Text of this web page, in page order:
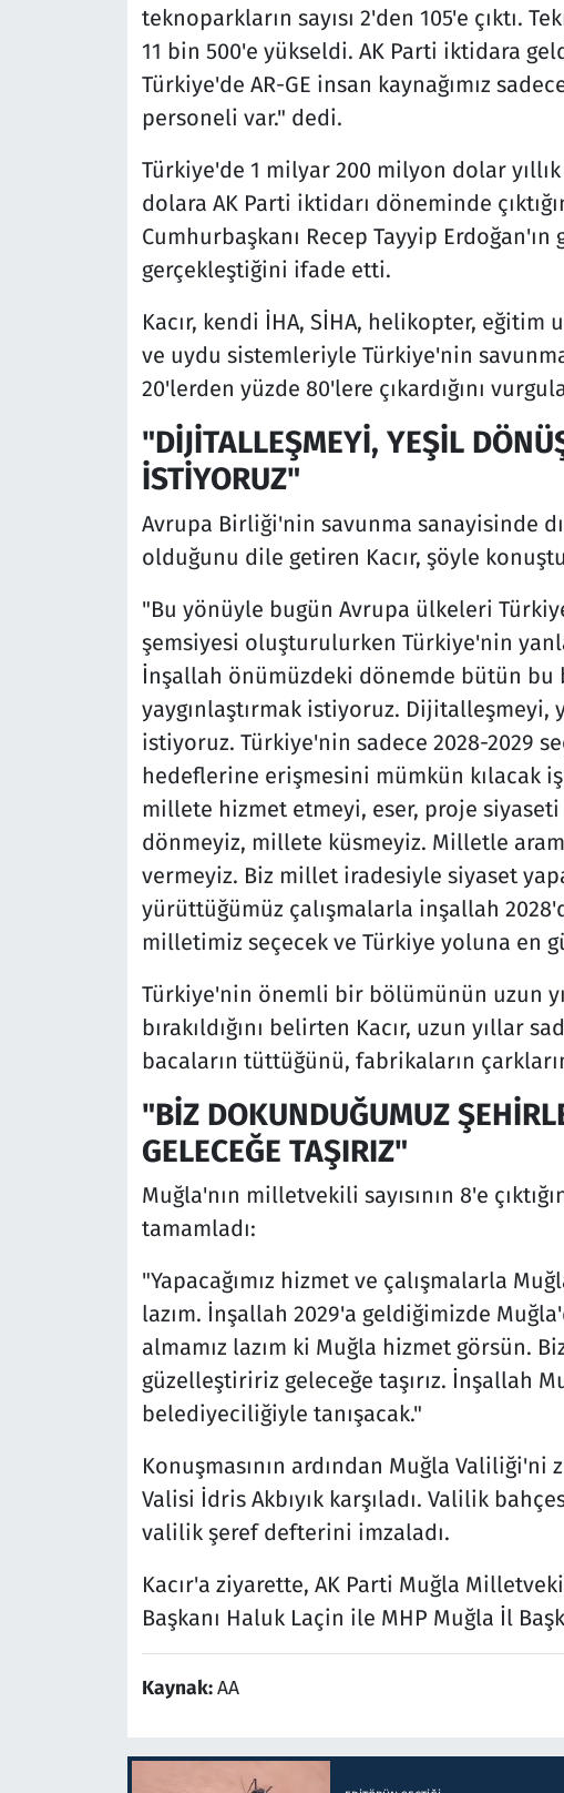
teknoparkların sayısı 2'den 105'e çıktı.
11 bin 500'e yükseldi. AK Parti iktidara
Türkiye'de AR-GE insan kaynağımız
personeli var." dedi.
Türkiye'de 1 milyar 200 milyon dolar
dolara AK Parti iktidarı döneminde
Cumhurbaşkanı Recep Tayyip
gerçekleştiğini ifade etti.
Kacır, kendi İHA, SİHA, helikopter, eğitim
ve uydu sistemleriyle Türkiye'nin
20'lerden yüzde 80'lere çıkardığını
"DİJİTALLEŞMEYİ, YEŞİL
İSTİYORUZ"
Avrupa Birliği'nin savunma sanayisinde
olduğunu dile getiren Kacır, şöyle
"Bu yönüyle bugün Avrupa ülkeleri
şemsiyesi oluşturulurken Türkiye'nin
İnşallah önümüzdeki dönemde bütün bu
yaygınlaştırmak istiyoruz. Dijitalleşmeyi,
istiyoruz. Türkiye'nin sadece 2028-2029
hedeflerine erişmesini mümkün kılacak
millete hizmet etmeyi, eser, proje siyaseti
dönmeyiz, millete küsmeyiz. Milletle
vermeyiz. Biz millet iradesiyle siyaset
yürüttüğümüz çalışmalarla inşallah
milletimiz seçecek ve Türkiye yoluna en
Türkiye'nin önemli bir bölümünün uzun
bırakıldığını belirten Kacır, uzun yıllar
bacaların tüttüğünü, fabrikaların
"BİZ DOKUNDUĞUMUZ
GELECEĞE TAŞIRIZ"
Muğla'nın milletvekili sayısının 8'e
tamamladı:
"Yapacağımız hizmet ve çalışmalarla
lazım. İnşallah 2029'a geldiğimizde
almamız lazım ki Muğla hizmet görsün.
güzelleştiririz geleceğe taşırız. İnşallah
belediyeciliğiyle tanışacak."
Konuşmasının ardından Muğla Valiliği'ni
Valisi İdris Akbıyık karşıladı. Valilik
valilik şeref defterini imzaladı.
Kacır'a ziyarette, AK Parti Muğla
Başkanı Haluk Laçin ile MHP Muğla İl
Kaynak:AA